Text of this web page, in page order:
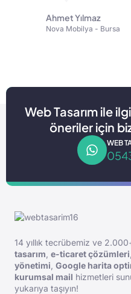
Ahmet Yılmaz
Nova Mobilya - Bursa
Web Tasarım ile
öneriler için
WEB
14 yıllık tecrübemiz ve
tasarım e-ticaret çözümleri
yönetimi Google harita
kurumsal mail hizmetleri
yukarıya taşıyın!